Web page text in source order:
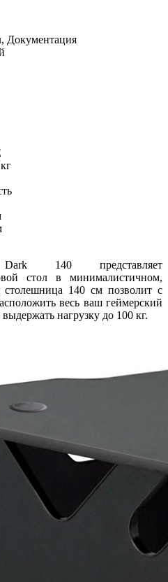
Документация
140 представляет
стол в минималистичном,
столешница 140 см позволит с
весь ваш геймерский
нагрузку до 100 кг.